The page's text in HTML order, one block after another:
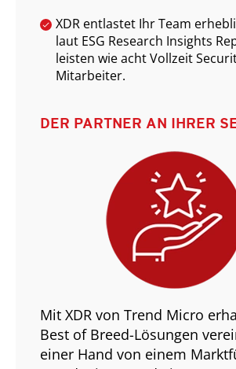
XDR entlastet Ihr Team
laut ESG Research Insights
leisten wie acht Vollzeit
Mitarbeiter.
DER PARTNER AN IHRER
Mit XDR von Trend Micro
Best of Breed-Lösungen
einer Hand von einem